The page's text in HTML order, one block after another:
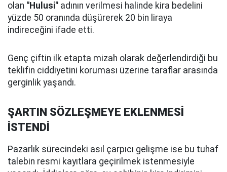
olan "Hulusi" adının verilmesi halinde kira bedelini
yüzde 50 oranında düşürerek 20 bin liraya
indireceğini ifade etti.
Genç çiftin ilk etapta mizah olarak değerlendirdiği bu
teklifin ciddiyetini koruması üzerine taraflar arasında
gerginlik yaşandı.
ŞARTIN SÖZLEŞMEYE EKLENMESİ
İSTENDİ
Pazarlık sürecindeki asıl çarpıcı gelişme ise bu tuhaf
talebin resmi kayıtlara geçirilmek istenmesiyle